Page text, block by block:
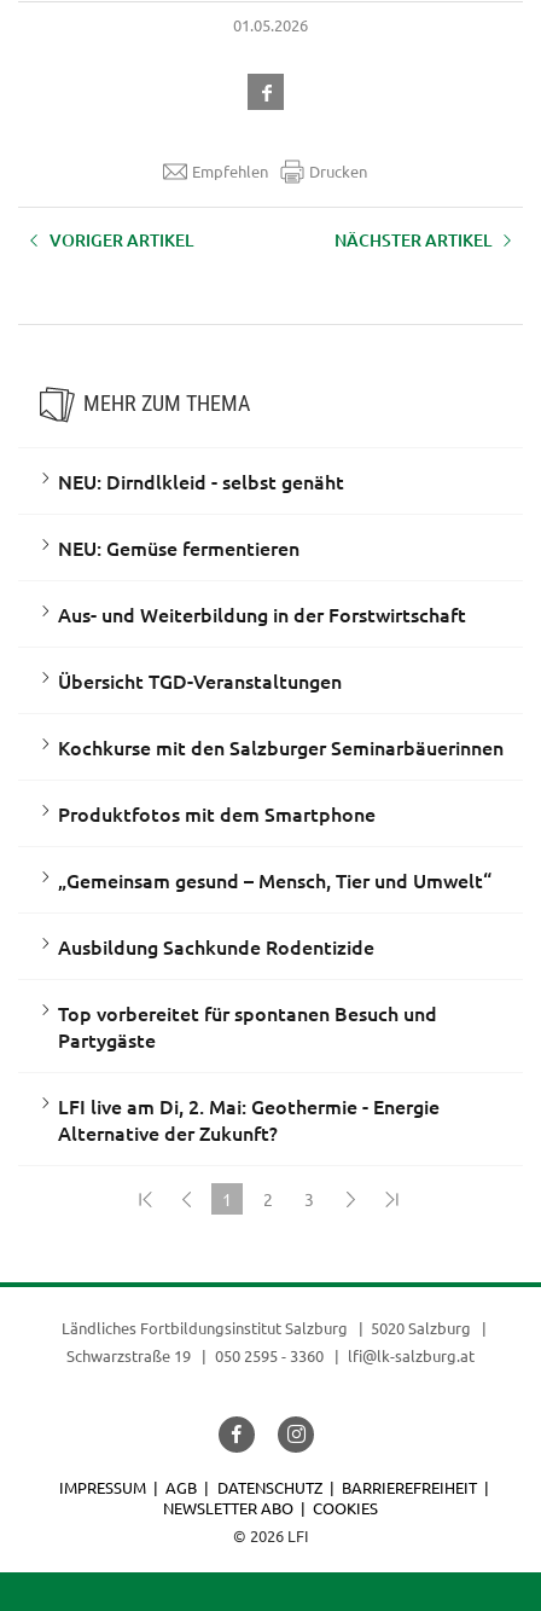
01.05.2026
Empfehlen Drucken
VORIGER ARTIKEL NÄCHSTER ARTIKEL
MEHR ZUM THEMA
NEU: Dirndlkleid - selbst genäht
NEU: Gemüse fermentieren
Aus- und Weiterbildung in der Forstwirtschaft
Übersicht TGD-Veranstaltungen
Kochkurse mit den Salzburger Seminarbäuerinnen
Produktfotos mit dem Smartphone
„Gemeinsam gesund – Mensch, Tier und Umwelt“
Ausbildung Sachkunde Rodentizide
Top vorbereitet für spontanen Besuch und
Partygäste
LFI live am Di, 2. Mai: Geothermie - Energie
Alternative der Zukunft?
1
2 3
Ländliches Fortbildungsinstitut Salzburg
5020 Salzburg
Schwarzstraße 19
050 2595 - 3360 lfi@lk-salzburg.at
© 2026 LFI
IMPRESSUM AGB DATENSCHUTZ
BARRIEREFREIHEIT
NEWSLETTER ABO
COOKIES